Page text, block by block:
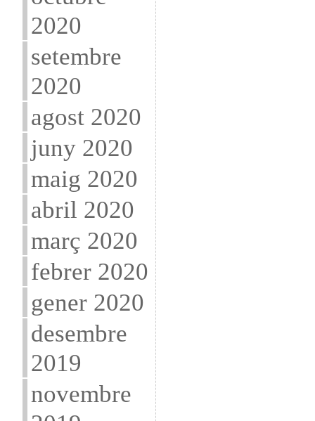
2020
setembre
2020
agost 2020
juny 2020
maig 2020
abril 2020
març 2020
febrer 2020
gener 2020
desembre
2019
novembre